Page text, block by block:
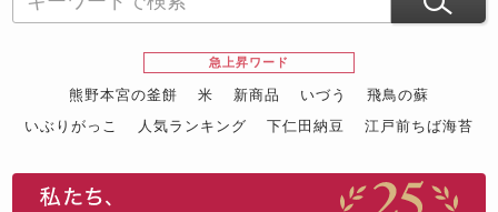
急上昇ワード
熊野本宮の釜餅 米 新商品 いづう
飛鳥の蘇
いぶりがっこ
人気ランキング 下仁田納豆
江戸前ちば海苔